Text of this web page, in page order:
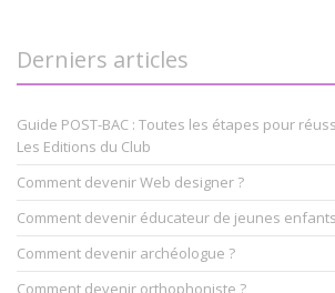
Derniers articles
Guide POST-BAC : Toutes les étapes pour
Les Editions du Club
Comment devenir Web designer ?
Comment devenir éducateur de jeunes enfants
Comment devenir archéologue ?
Comment devenir orthophoniste ?